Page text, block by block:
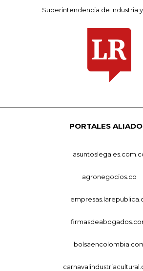
Superintendencia de Industria
PORTALES
agronegocios.co